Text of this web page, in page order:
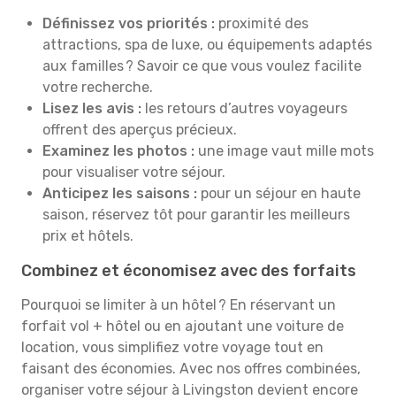
Définissez vos priorités : proximité des
attractions, spa de luxe, ou équipements adaptés
aux familles ? Savoir ce que vous voulez facilite
votre recherche.
Lisez les avis : les retours d’autres voyageurs
offrent des aperçus précieux.
Examinez les photos : une image vaut mille mots
pour visualiser votre séjour.
Anticipez les saisons : pour un séjour en haute
saison, réservez tôt pour garantir les meilleurs
prix et hôtels.
Combinez et économisez avec des forfaits
Pourquoi se limiter à un hôtel ? En réservant un
forfait vol + hôtel ou en ajoutant une voiture de
location, vous simplifiez votre voyage tout en
faisant des économies. Avec nos offres combinées,
organiser votre séjour à Livingston devient encore